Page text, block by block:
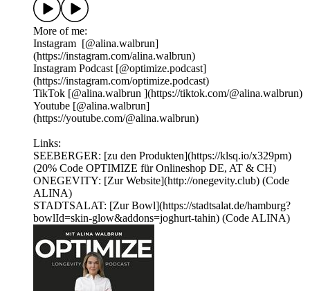
More of me:
Instagram ⁠⁠⁠⁠⁠[@alina.walbrun⁠⁠⁠⁠⁠⁠⁠]
(https://instagram.com/alina.walbrun)
Instagram Podcast ⁠⁠⁠[@optimize.podcast⁠⁠⁠]
(https://instagram.com/optimize.podcast)
TikTok⁠⁠ ⁠⁠⁠⁠⁠⁠⁠[@alina.walbrun⁠⁠⁠⁠⁠⁠ ⁠⁠⁠](https://tiktok.com/@alina.walbrun)
Youtube ⁠⁠⁠⁠⁠⁠[@alina.walbrun⁠⁠⁠⁠⁠⁠]
(https://youtube.com/@alina.walbrun)
Links:
SEEBERGER: [zu den Produkten](https://klsq.io/x329pm)
(20% Code OPTIMIZE für Onlineshop DE, AT & CH)
ONEGEVITY: [Zur Website](http://onegevity.club) (Code
ALINA)
STADTSALAT: [Zur Bowl](https://stadtsalat.de/hamburg?
bowlId=skin-glow&addons=joghurt-tahin) (Code ALINA)